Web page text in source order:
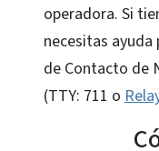
operadora. Si
necesitas
de Contacto de
(TTY: 711 o